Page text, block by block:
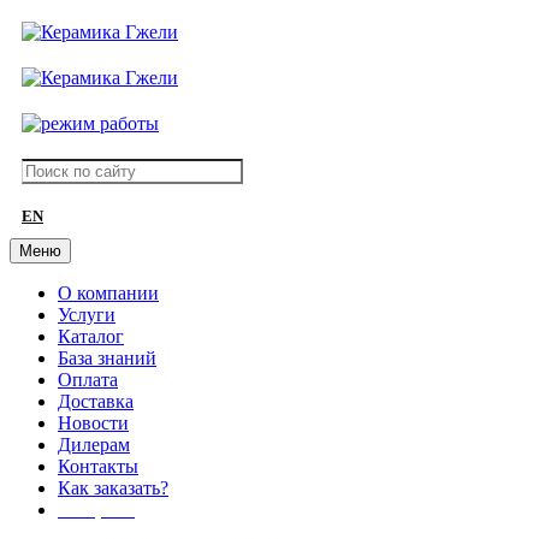
EN
Меню
О компании
Услуги
Каталог
База знаний
Оплата
Доставка
Новости
Дилерам
Контакты
Как заказать?